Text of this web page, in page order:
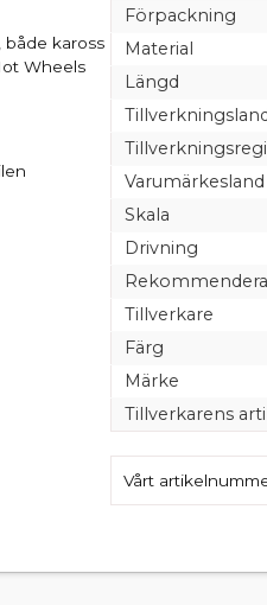
både kaross
Wheels
Förpackning
Material
Längd
Varumärkesland
Skala
Drivning
Tillverkare
Färg
Märke
Tillverkarens
Vårt